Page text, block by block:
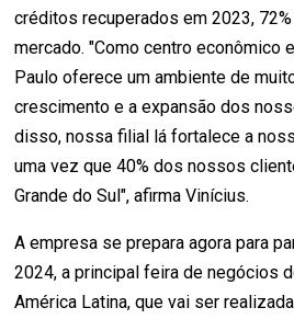
créditos recuperados em 2023,
mercado. "Como centro econômico
Paulo oferece um ambiente de
crescimento e a expansão dos
disso, nossa filial lá fortalece a
uma vez que 40% dos nossos
Grande do Sul", afirma Vinícius.
A empresa se prepara agora para
2024, a principal feira de negócios
América Latina, que vai ser